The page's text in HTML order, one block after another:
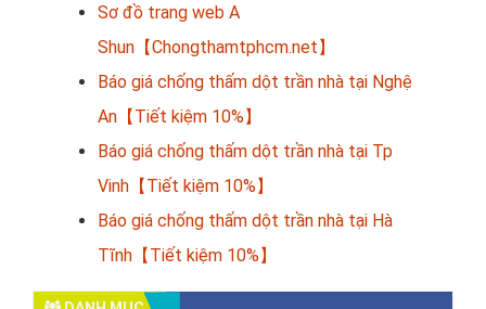
Sơ đồ trang web A
Shun【Chongthamtphcm.net】
Báo giá chống thấm dột trần nhà tại Nghệ
An【Tiết kiệm 10%】
Báo giá chống thấm dột trần nhà tại Tp
Vinh【Tiết kiệm 10%】
Báo giá chống thấm dột trần nhà tại Hà
Tĩnh【Tiết kiệm 10%】